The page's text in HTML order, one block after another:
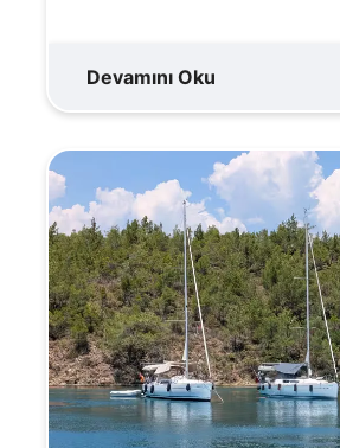
Devamını Oku